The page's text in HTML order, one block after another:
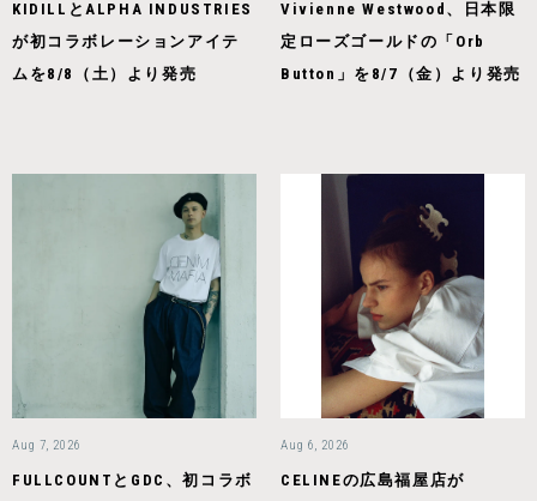
KIDILLとALPHA INDUSTRIES
が初コラボレーションアイテ
ムを8/8（土）より発売
Vivienne Westwood、日本限
定ローズゴールドの「Orb
Button」を8/7（金）より発売
Aug 7, 2026
FULLCOUNTとGDC、初コラボ
Aug 6, 2026
CELINEの広島福屋店が